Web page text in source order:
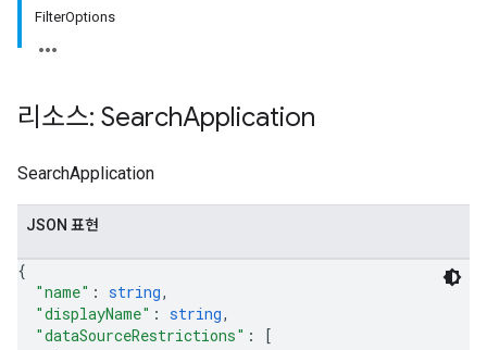
FilterOptions
리소스: SearchApplication
SearchApplication
JSON 표현
{
"name" : string,
"displayName" : string,
"dataSourceRestrictions" :
[